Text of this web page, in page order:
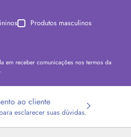
Produtos masculinos
em receber comunicações nos termos da
.
ao cliente
esclarecer suas dúvidas.